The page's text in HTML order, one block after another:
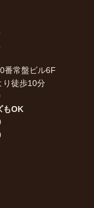
番常盤ビル6F
徒歩10分
もOK